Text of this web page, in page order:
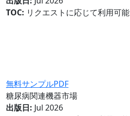
TOC: リクエストに応じて利用可能
無料サンプルPDF
糖尿病関連機器市場
出版日: Jul 2026